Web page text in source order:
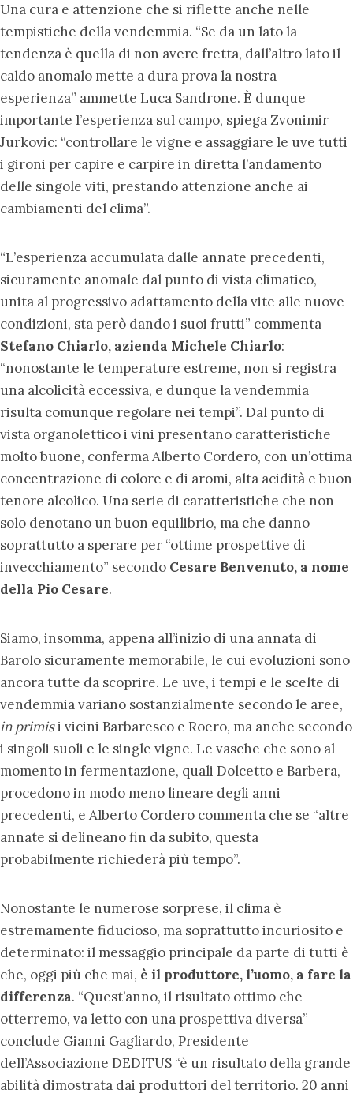
Una cura e attenzione che si riflette anche nelle
tempistiche della vendemmia. “Se da un lato la
tendenza è quella di non avere fretta, dall’altro lato il
caldo anomalo mette a dura prova la nostra
esperienza” ammette Luca Sandrone. È dunque
importante l’esperienza sul campo, spiega Zvonimir
Jurkovic: “controllare le vigne e assaggiare le uve tutti
i gironi per capire e carpire in diretta l’andamento
delle singole viti, prestando attenzione anche ai
cambiamenti del clima”.
“L’esperienza accumulata dalle annate precedenti,
sicuramente anomale dal punto di vista climatico,
unita al progressivo adattamento della vite alle nuove
condizioni, sta però dando i suoi frutti” commenta
Stefano Chiarlo, azienda Michele Chiarlo:
“nonostante le temperature estreme, non si registra
una alcolicità eccessiva, e dunque la vendemmia
risulta comunque regolare nei tempi”. Dal punto di
vista organolettico i vini presentano caratteristiche
molto buone, conferma Alberto Cordero, con un’ottima
concentrazione di colore e di aromi, alta acidità e buon
tenore alcolico. Una serie di caratteristiche che non
solo denotano un buon equilibrio, ma che danno
soprattutto a sperare per “ottime prospettive di
invecchiamento” secondo Cesare Benvenuto, a nome
della Pio Cesare.
Siamo, insomma, appena all’inizio di una annata di
Barolo sicuramente memorabile, le cui evoluzioni sono
ancora tutte da scoprire. Le uve, i tempi e le scelte di
vendemmia variano sostanzialmente secondo le aree,
in primisi vicini Barbaresco e Roero, ma anche secondo
i singoli suoli e le single vigne. Le vasche che sono al
momento in fermentazione, quali Dolcetto e Barbera,
procedono in modo meno lineare degli anni
precedenti, e Alberto Cordero commenta che se “altre
annate si delineano fin da subito, questa
probabilmente richiederà più tempo”.
Nonostante le numerose sorprese, il clima è
estremamente fiducioso, ma soprattutto incuriosito e
determinato: il messaggio principale da parte di tutti è
che, oggi più che mai, è il produttore, l’uomo, a fare la
differenza. “Quest’anno, il risultato ottimo che
otterremo, va letto con una prospettiva diversa”
conclude Gianni Gagliardo, Presidente
dell’Associazione DEDITUS “è un risultato della grande
abilità dimostrata dai produttori del territorio. 20 anni